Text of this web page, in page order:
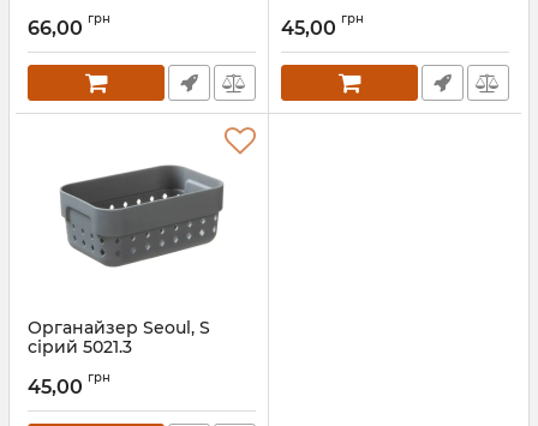
66,00 грн 45,00 грн
Органайзер Seoul, S
сірий 5021.3
45,00 грн